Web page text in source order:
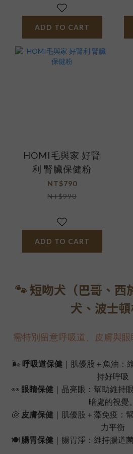
ADD TO CART
HOMI毛與家 好腎
利 腎臟保健粉
NT$790
NT$990
ADD TO CART
🐾 短吻犬（巴哥、西
犬、波士頓
需特別留意呼吸道、皮膚與
🌬️ 呼吸道保健｜肌優股＋魚油：
持好呼吸
👀 眼睛保健｜晶亮眼：幫助維持
暗處的視覺。
🐚 皮膚保健｜肌優股＋藻免疫：
力平衡
🍽️ 腸胃保健 ｜腸胃淨：維持腸道